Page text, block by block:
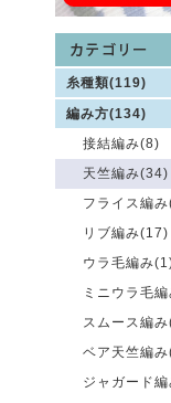
糸種類(119)
編み方(134)
接結編み(8)
天竺編み(34)
フライス編
リブ編み(17)
ウラ毛編み
ミニウラ毛
スムース編
ベア天竺編
ジャガード